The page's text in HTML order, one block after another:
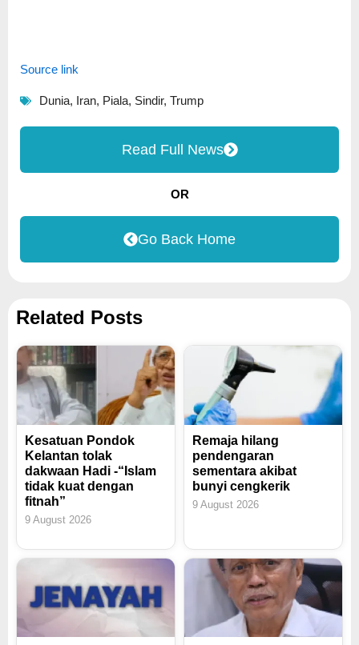
Source link
Dunia, Iran, Piala, Sindir, Trump
Read Full News
OR
Go Back Home
Related Posts
Kesatuan Pondok
Kelantan tolak
dakwaan Hadi -“Islam
tidak kuat dengan
fitnah”
9 August 2026
Remaja hilang
pendengaran
sementara akibat
bunyi cengkerik
9 August 2026